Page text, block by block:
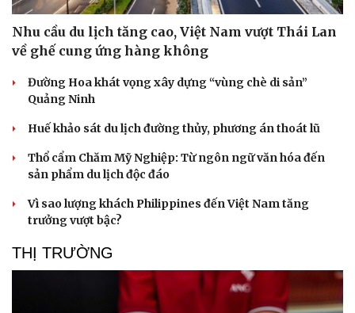
Nhu cầu du lịch tăng cao, Việt Nam vượt Thái Lan
về ghế cung ứng hàng không
Đường Hoa khát vọng xây dựng “vùng chè di sản”
Quảng Ninh
Huế khảo sát du lịch đường thủy, phương án thoát lũ
Thổ cẩm Chăm Mỹ Nghiệp: Từ ngôn ngữ văn hóa đến
sản phẩm du lịch độc đáo
Vì sao lượng khách Philippines đến Việt Nam tăng
trưởng vượt bậc?
THỊ TRƯỜNG